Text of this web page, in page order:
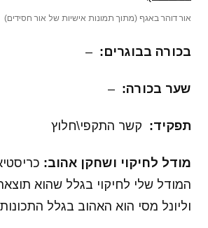
אור דוהר באגף (מתוך תמונות אישיות של אור חסידים)
בכורה בבוגרים:
–
שער בכורה:
–
תפקיד: קשר התקפי\חלוץ
מודל לחיקוי ושחקן אהוב:
המודל שלי לחיקוי בגלל שהוא
וליונל מסי הוא האהוב בגלל התכונות